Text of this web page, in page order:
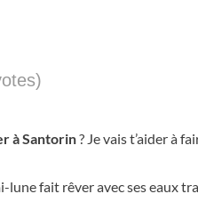
à Santorin? Je vais t’aider à
fait rêver avec ses eaux